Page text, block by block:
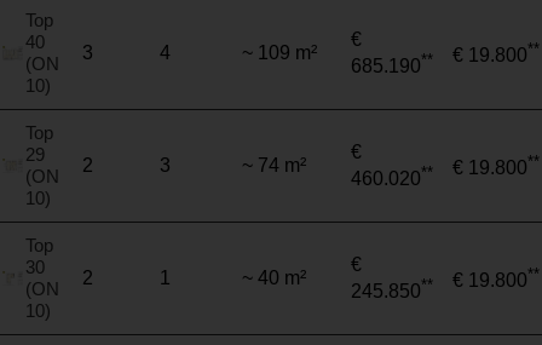
Top
40
(ON
10)
3 4 ~ 109 m²
€
685.190** € 19.800**
Top
29
(ON
10)
2 3 ~ 74 m²
€
460.020** € 19.800**
Top
30
(ON
10)
2 1 ~ 40 m²
€
245.850** € 19.800**